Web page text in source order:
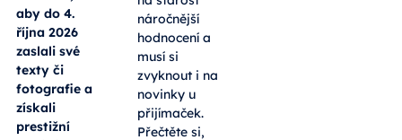
aby do 4.
října 2026
zaslali své
texty či
fotografie a
získali
prestižní
náročnější
hodnocení a
musí si
zvyknout i na
novinky u
přijímaček.
Přečtěte si,